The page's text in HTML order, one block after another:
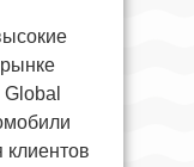
клиентов